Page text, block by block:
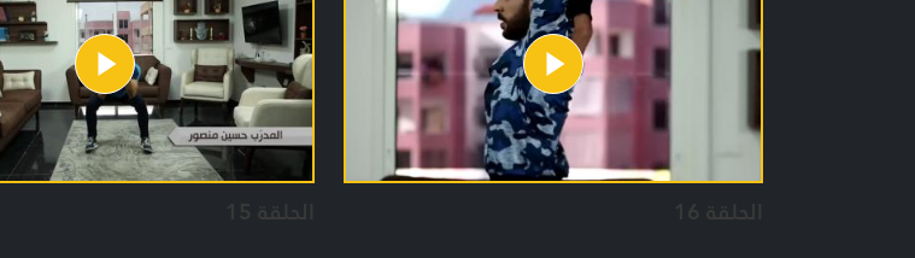
الحلقة 16 الحلقة 15